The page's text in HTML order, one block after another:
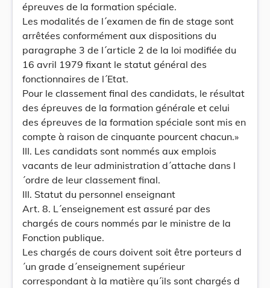
épreuves de la formation spéciale.
Les modalités de l´examen de fin de stage sont
arrêtées conformément aux dispositions du
paragraphe 3 de l´article 2 de la loi modifiée du
16 avril 1979 fixant le statut général des
fonctionnaires de l´Etat.
Pour le classement final des candidats, le résultat
des épreuves de la formation générale et celui
des épreuves de la formation spéciale sont mis en
compte à raison de cinquante pourcent chacun.»
III. Les candidats sont nommés aux emplois
vacants de leur administration d´attache dans l
´ordre de leur classement final.
III. Statut du personnel enseignant
Art. 8. L´enseignement est assuré par des
chargés de cours nommés par le ministre de la
Fonction publique.
Les chargés de cours doivent soit être porteurs d
´un grade d´enseignement supérieur
correspondant à la matière qu´ils sont chargés d